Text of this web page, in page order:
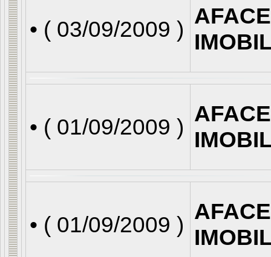
• ( 03/09/2009 )
• ( 01/09/2009 )
• ( 01/09/2009 )